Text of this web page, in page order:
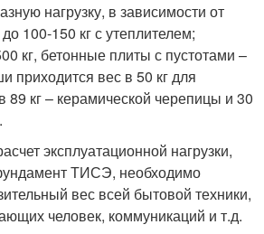
нагрузку, в зависимости от
100-150 кг с утеплителем;
кг, бетонные плиты с пустотами –
приходится вес в 50 кг для
кг – керамической черепицы и 30
эксплуатационной нагрузки,
ТИСЭ, необходимо
вес всей бытовой техники,
человек, коммуникаций и т.д.